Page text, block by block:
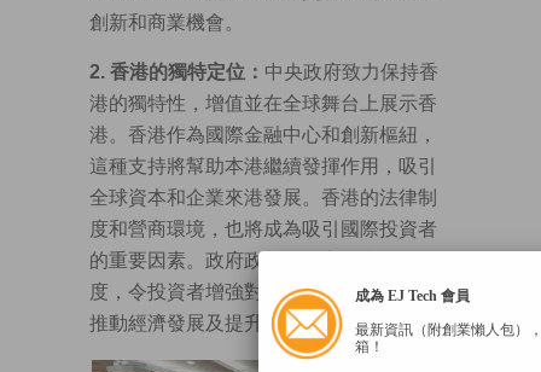
創新和商業機會。
2. 香港的獨特定位： 中央政府致力保持香
港的獨特性，增值並在全球舞台上展示香
港。香港作為國際金融中心和創新樞紐，
這種支持將幫助本港繼續發揮作用，吸引
全球資本和企業來港發展。香港的法律制
度和營商環境，也將成為吸引國際投資者
的重要因素。政府政策的穩定性和透明
度，令投資者增強對香港的信心，進一步
推動經濟發展及提升國際影響力。
成為 EJ Tech 會員
最新資訊（附創業懶人包）
箱！